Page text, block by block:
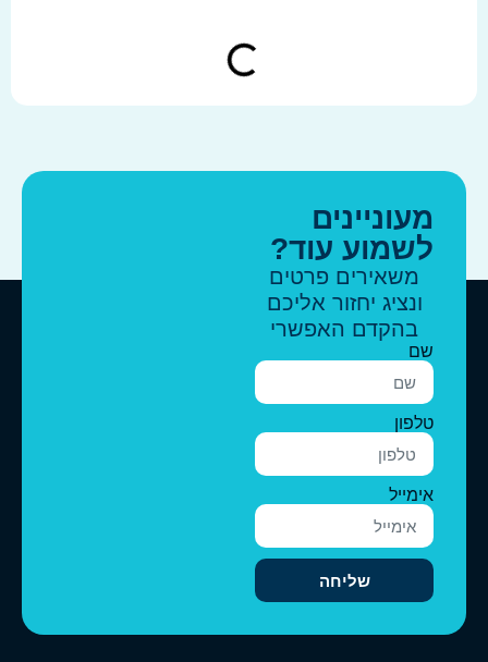
מעוניינים
לשמוע עוד?
משאירים פרטים
ונציג יחזור אליכם
בהקדם האפשרי
אימייל
שליחה